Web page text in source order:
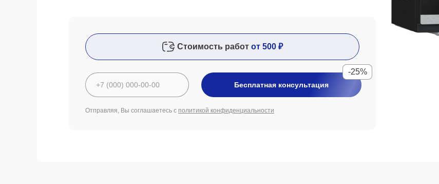
Стоимость работ от 500 ₽
Бесплатная консультация
-25%
Отправляя, Вы соглашаетесь с политикой конфиденциальности